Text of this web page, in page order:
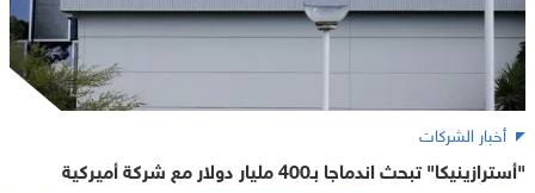
أخبار الشركات
"أسترازينيكا" تبحث اندماجا بـ400 مليار دولار مع شركة أميركية